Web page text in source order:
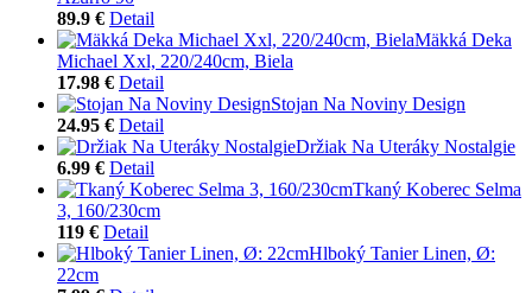
89.9 € Detail
Mäkká Deka
Michael Xxl, 220/240cm, Biela
17.98 € Detail
Stojan Na Noviny Design
24.95 € Detail
Držiak Na Uteráky Nostalgie
6.99 € Detail
Tkaný Koberec Selma
3, 160/230cm
119 € Detail
Hlboký Tanier Linen, Ø:
22cm